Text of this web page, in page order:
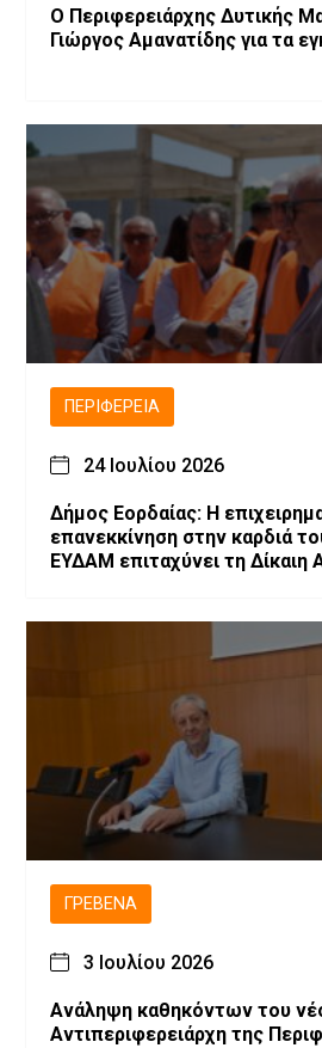
Ο Περιφερειάρχης Δυτικής
Γιώργος Αμανατίδης για τα
ΠΕΡΙΦΈΡΕΙΑ
24 Ιουλίου 2026
Δήμος Εορδαίας: Η
επανεκκίνηση στην καρδιά
ΕΥΔΑΜ επιταχύνει τη Δίκαιη
ΓΡΕΒΕΝΆ
3 Ιουλίου 2026
Ανάληψη καθηκόντων του
Αντιπεριφερειάρχη της